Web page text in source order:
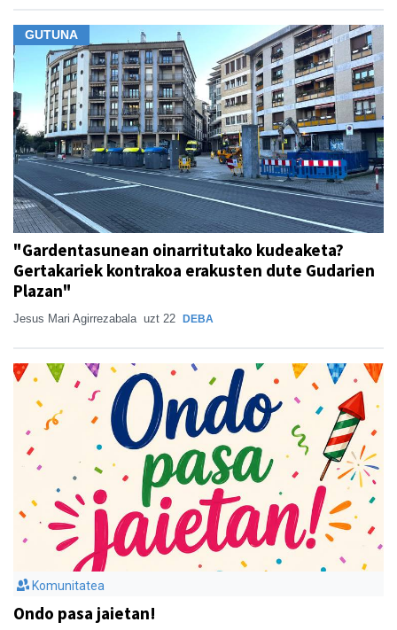
GUTUNA
"Gardentasunean oinarritutako kudeaketa?
Gertakariek kontrakoa erakusten dute Gudarien
Plazan"
Jesus Mari Agirrezabala uzt 22 DEBA
Komunitatea
Ondo pasa jaietan!